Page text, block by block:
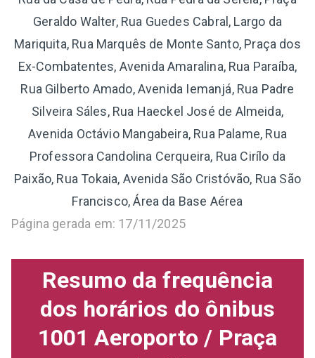
Geraldo Walter, Rua Guedes Cabral, Largo da
Mariquita, Rua Marquês de Monte Santo, Praça dos
Ex-Combatentes, Avenida Amaralina, Rua Paraíba,
Rua Gilberto Amado, Avenida Iemanjá, Rua Padre
Silveira Sáles, Rua Haeckel José de Almeida,
Avenida Octávio Mangabeira, Rua Palame, Rua
Professora Candolina Cerqueira, Rua Cirílo da
Paixão, Rua Tokaia, Avenida São Cristóvão, Rua São
Francisco, Área da Base Aérea
Página gerada em: 17/11/2025
Resumo da frequência
dos horários do ônibus
1001 Aeroporto / Praça